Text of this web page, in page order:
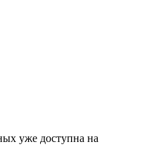
уже доступна на